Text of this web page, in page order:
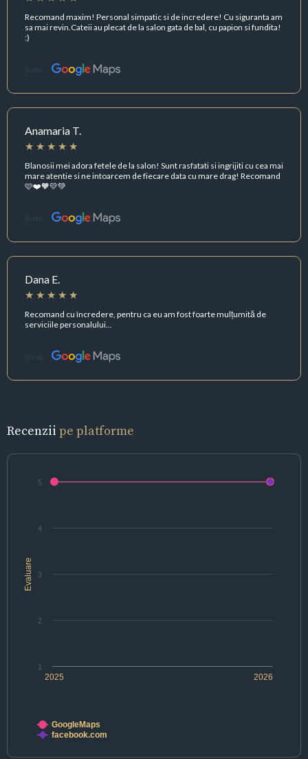
Recomand maxim! Personal simpatic si de incredere! Cu siguranta am
sa mai revin.Cateii au plecat de la salon gata de bal, cu papion si fundita!
:)
Sursă:
Anamaria T.
Blanosii mei adora fetele de la salon! Sunt rasfatati si ingrijiti cu cea mai
mare atentie si ne intoarcem de fiecare data cu mare drag! Recomand
🩷❤️🧡💛💚
Sursă:
Dana E.
Recomand cu încredere, pentru ca eu am fost foarte mulțumită de
serviciile personalului...
Sursă:
Recenzii pe platforme
Evaluare
2025 2026
1
2
3
4
5
GoogleMaps
facebook.com